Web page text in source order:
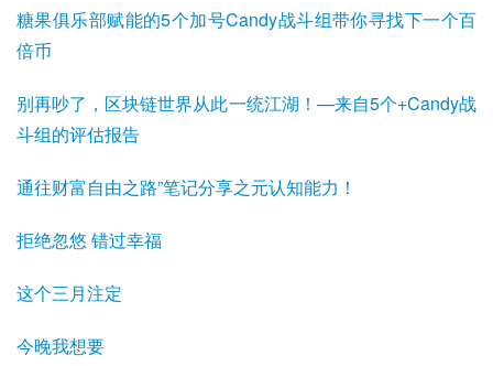
糖果俱乐部赋能的5个加号Candy战斗组带你寻找下一个百
倍币
别再吵了，区块链世界从此一统江湖！—来自5个+Candy战
斗组的评估报告
通往财富自由之路”笔记分享之元认知能力！
拒绝忽悠 错过幸福
这个三月注定
今晚我想要